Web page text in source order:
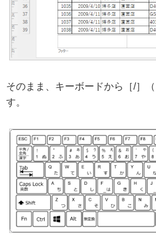
そのまま、キーボードから［/］
す。